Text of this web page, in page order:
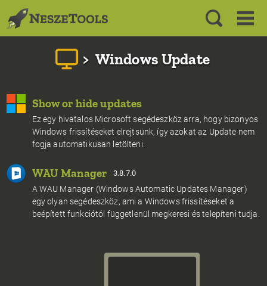
> Windows Update
Show or hide updates
Ez egy hivatalos Microsoft segédeszköz arra, hogy bizonyos
Windows frissítéseket elrejtsünk, így azokat az Update nem
fogja automatikusan letölteni.
WAU Manager 3.8.7.0
A WAU Manager (Windows Automatic Updates Manager)
egy olyan segédeszköz, ami a Windows frissítéseket a
beépített funkciótól függetlenül megkeresi és telepíteni tudja.